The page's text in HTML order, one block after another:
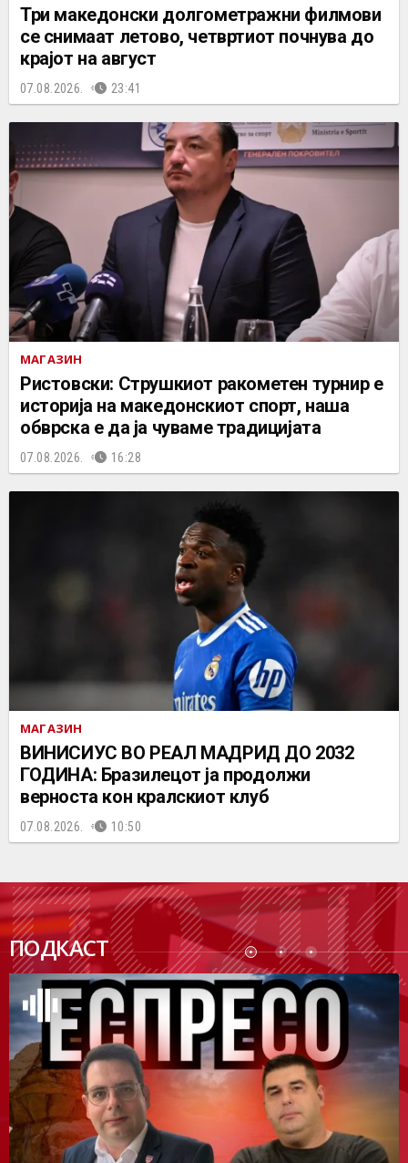
Три македонски долгометражни филмови
се снимаат летово, четвртиот почнува до
крајот на август
07.08.2026. 23:41
МАГАЗИН
Ристовски: Струшкиот ракометен турнир е
историја на македонскиот спорт, наша
обврска е да ја чуваме традицијата
07.08.2026. 16:28
МАГАЗИН
ВИНИСИУС ВО РЕАЛ МАДРИД ДО 2032
ГОДИНА: Бразилецот ја продолжи
верноста кон кралскиот клуб
07.08.2026. 10:50
ПОДКАСТ
ПОДК
АСТ